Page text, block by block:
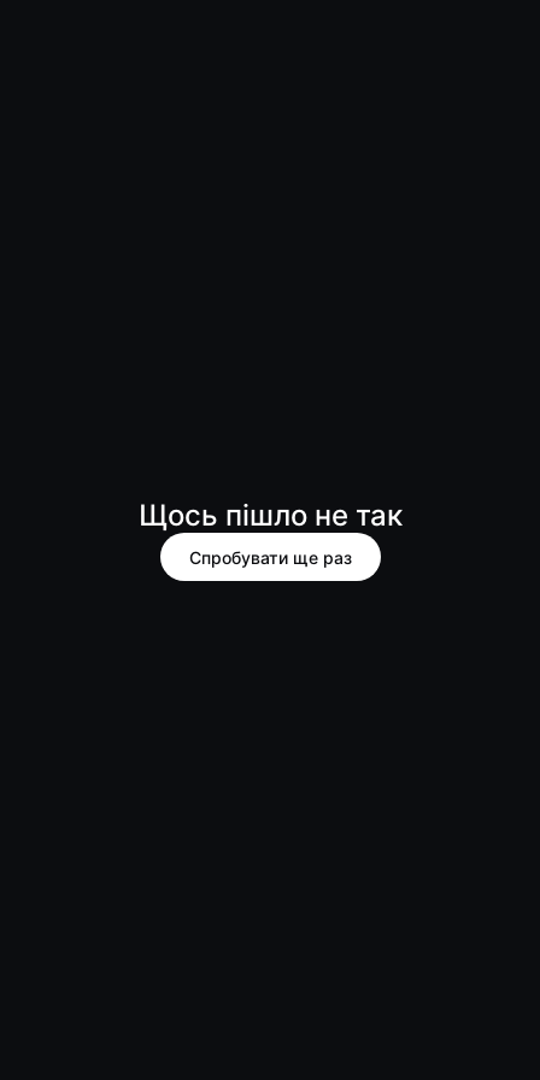
Щось пішло не так
Спробувати ще раз